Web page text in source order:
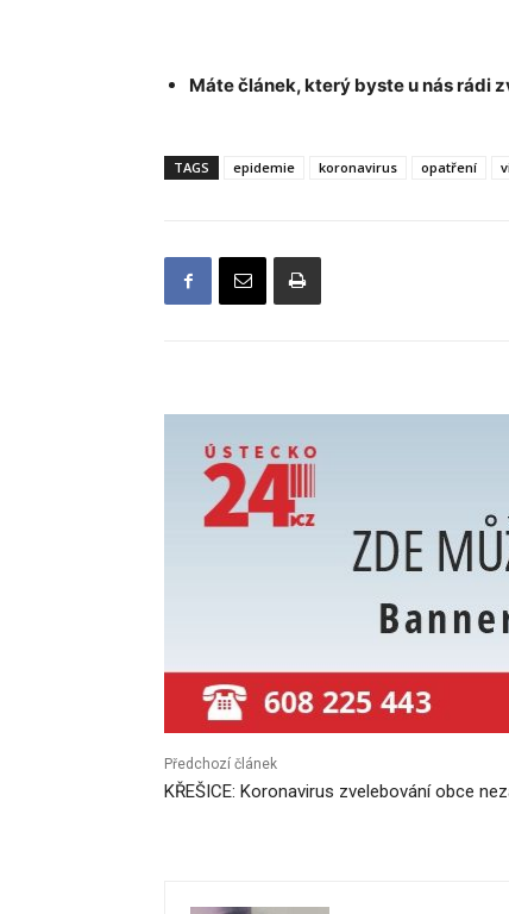
Máte článek, který byste u nás rádi
TAGS epidemie koronavirus opatření
Předchozí článek
KŘEŠICE: Koronavirus zvelebování obce